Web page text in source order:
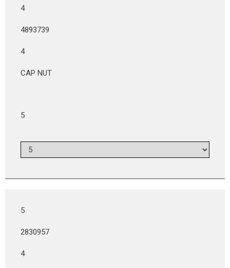
4
4893739
4
CAP NUT
5
5
2830957
4